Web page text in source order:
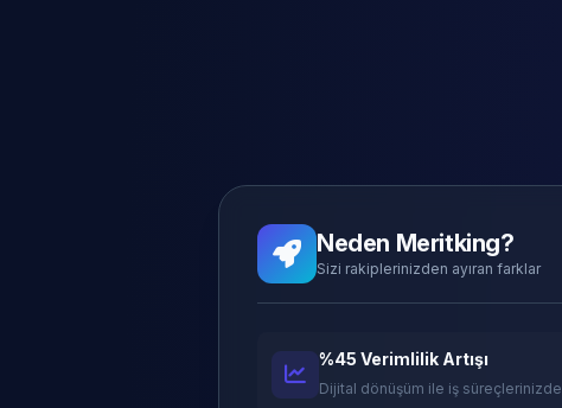
Neden Meritking?
Sizi rakiplerinizden ayıran farklar
%45 Verimlilik Artışı
Dijital dönüşüm ile iş süreçlerinizde